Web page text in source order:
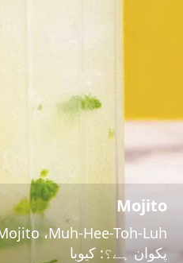
Mojito
پکوان ہے؟: کیوبا